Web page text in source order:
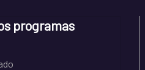
programas